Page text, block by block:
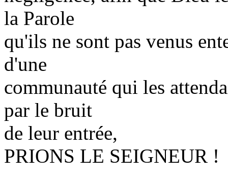
la Parole
qu'ils ne sont pas venus
d'une
communauté qui les
par le bruit
de leur entrée,
PRIONS LE SEIGNEUR !